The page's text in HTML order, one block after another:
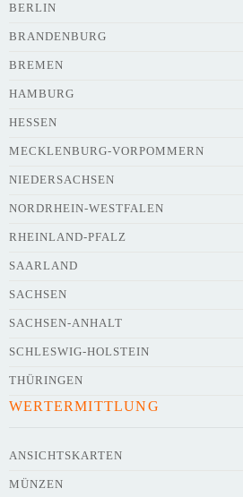
Webseite
Kurze Beschreibung
Kontaktdaten des
BERLIN
BRANDENBURG
BREMEN
HAMBURG
HESSEN
MECKLENBURG-VORPOMMERN
NIEDERSACHSEN
NORDRHEIN-WESTFALEN
RHEINLAND-PFALZ
SAARLAND
SACHSEN
SACHSEN-ANHALT
SCHLESWIG-HOLSTEIN
THÜRINGEN
WERTERMITTLUNG
ANSICHTSKARTEN
MÜNZEN